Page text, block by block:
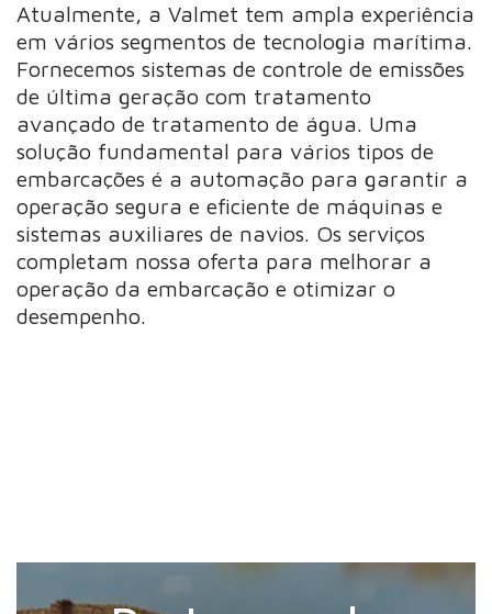
Atualmente, a Valmet tem ampla experiência
em vários segmentos de tecnologia marítima.
Fornecemos sistemas de controle de emissões
de última geração com tratamento
avançado de tratamento de água. Uma
solução fundamental para vários tipos de
embarcações é a automação para garantir a
operação segura e eficiente de máquinas e
sistemas auxiliares de navios. Os serviços
completam nossa oferta para melhorar a
operação da embarcação e otimizar o
desempenho.